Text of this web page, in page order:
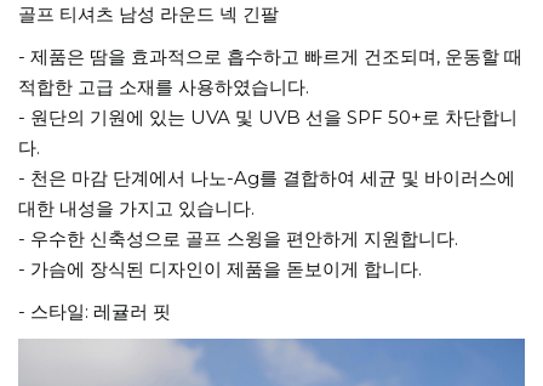
골프 티셔츠 남성 라운드 넥 긴팔
- 제품은 땀을 효과적으로 흡수하고 빠르게 건조되며, 운동할 때
적합한 고급 소재를 사용하였습니다.
- 원단의 기원에 있는 UVA 및 UVB 선을 SPF 50+로 차단합니
다.
- 천은 마감 단계에서 나노-Ag를 결합하여 세균 및 바이러스에
대한 내성을 가지고 있습니다.
- 우수한 신축성으로 골프 스윙을 편안하게 지원합니다.
- 가슴에 장식된 디자인이 제품을 돋보이게 합니다.
- 스타일: 레귤러 핏